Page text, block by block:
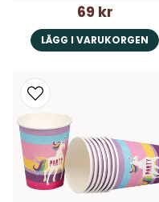
69 kr
LÄGG I VARUKORGEN